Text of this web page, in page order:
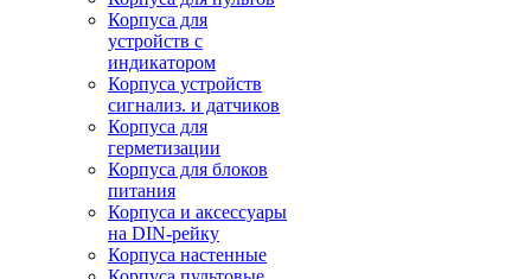
Корпуса для
устройств с
индикатором
Корпуса устройств
сигнализ. и датчиков
Корпуса для
герметизации
Корпуса для блоков
питания
Корпуса и аксессуары
на DIN-рейку
Корпуса настенные